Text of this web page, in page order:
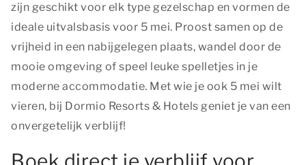
zijn geschikt voor elk type gezelschap en vormen de
ideale uitvalsbasis voor 5 mei. Proost samen op de
vrijheid in een nabijgelegen plaats, wandel door de
mooie omgeving of speel leuke spelletjes in je
moderne accommodatie. Met wie je ook 5 mei wilt
vieren, bij Dormio Resorts & Hotels geniet je van een
onvergetelijk verblijf!